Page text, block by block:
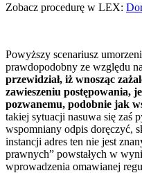
Zobacz procedurę w LEX:
Powyższy scenariusz
prawdopodobny ze względu
przewidział, iż wnosząc
zawieszeniu postępowania,
pozwanemu, podobnie jak
takiej sytuacji nasuwa się zaś
wspomniany odpis doręczyć,
instancji adres ten nie jest
prawnych” powstałych w
wprowadzenia omawianej